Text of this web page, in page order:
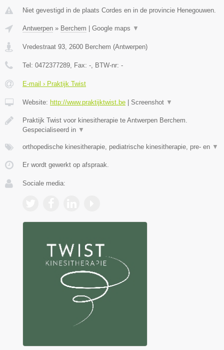
Niet gevestigd in de plaats Cordes en in de provincie Henegouwen.
Antwerpen » Berchem | Google maps ▼
Vredestraat 93 2600 Berchem (Antwerpen)
Tel: 0472377289 , Fax: - , BTW-nr: -
E-mail › Praktijk Twist
Website: http://www.praktijktwist.be | Screenshot ▼
Praktijk Twist voor kinesitherapie te Antwerpen Berchem.
Gespecialiseerd in ▼
orthopedische kinesitherapie, pediatrische kinesitherapie, pre- en ▼
Er wordt gewerkt op afspraak.
Sociale media: